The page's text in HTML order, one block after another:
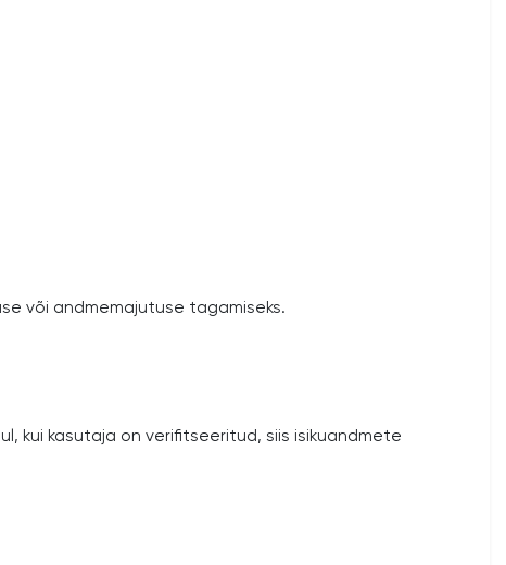
või andmemajutuse tagamiseks.
kui kasutaja on verifitseeritud, siis isikuandmete